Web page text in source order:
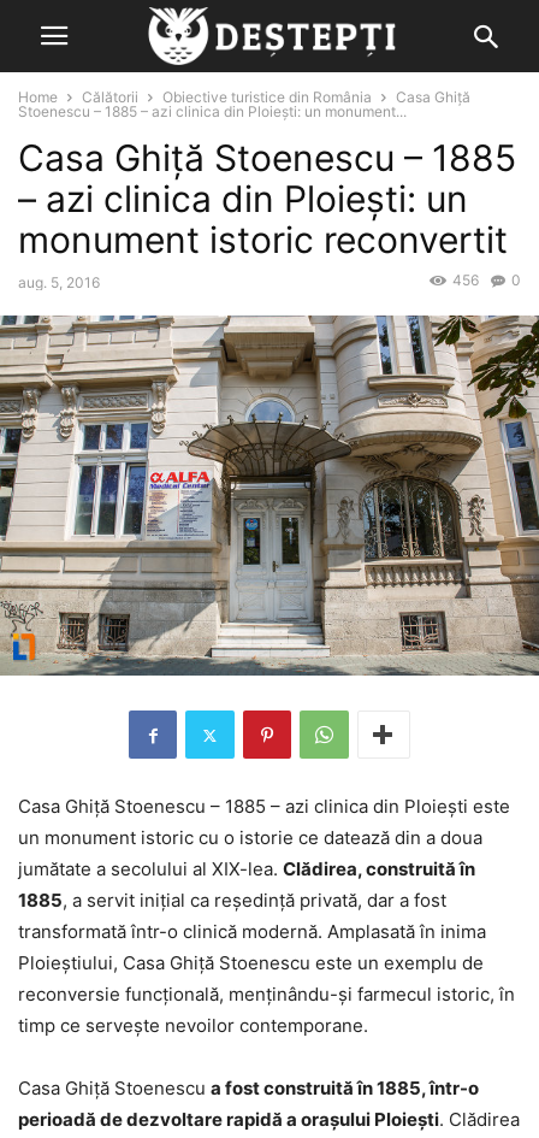
Home Călătorii Obiective turistice din România
Casa Ghiță
Stoenescu – 1885 – azi clinica din Ploiești: un monument...
Casa Ghiță Stoenescu – 1885
– azi clinica din Ploiești: un
monument istoric reconvertit
aug. 5, 2016 0
456
Casa Ghiță Stoenescu – 1885 – azi clinica din Ploiești este
un monument istoric cu o istorie ce datează din a doua
jumătate a secolului al XIX-lea. Clădirea, construită în
1885, a servit inițial ca reședință privată, dar a fost
transformată într-o clinică modernă. Amplasată în inima
Ploieștiului, Casa Ghiță Stoenescu este un exemplu de
reconversie funcțională, menținându-și farmecul istoric, în
timp ce servește nevoilor contemporane.
Casa Ghiță Stoenescu a fost construită în 1885, într-o
perioadă de dezvoltare rapidă a orașului Ploiești. Clădirea